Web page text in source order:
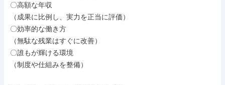
〇高額な年収
（成果に比例し、実力を正当に評価）
〇効率的な働き方
（無駄な残業はすぐに改善）
〇誰もが輝ける環境
（制度や仕組みを整備）